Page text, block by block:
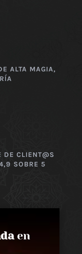
ALTA MAGIA,
DE CLIENT@S
SOBRE 5
en